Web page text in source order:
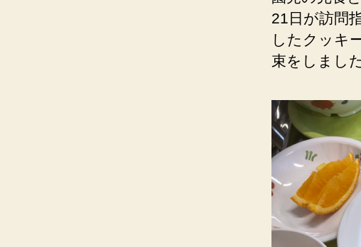
21日が訪問
したクッキ
束をしました